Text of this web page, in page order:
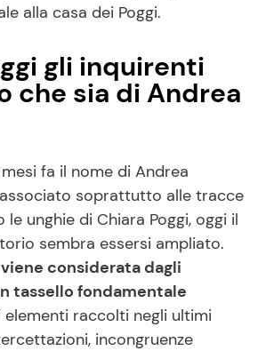
alla casa dei Poggi.
gli inquirenti
che sia di Andrea
fa il nome di Andrea
soprattutto alle tracce
unghie di Chiara Poggi, oggi il
sembra essersi ampliato.
considerata dagli
tassello fondamentale
elementi raccolti negli ultimi
incongruenze